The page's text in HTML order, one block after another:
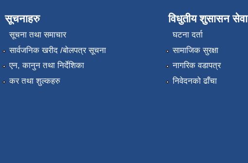
सूचनाहरु
सूचना तथा समाचार
सार्वजनिक खरीद /बोलपत्र सूचना
एन, कानुन तथा निर्देशिका
कर तथा शुल्कहरु
विधुतीय शुसासन सेवा
घटना दर्ता
सामाजिक सुरक्षा
नागरिक वडापत्र
निवेदनको ढाँचा